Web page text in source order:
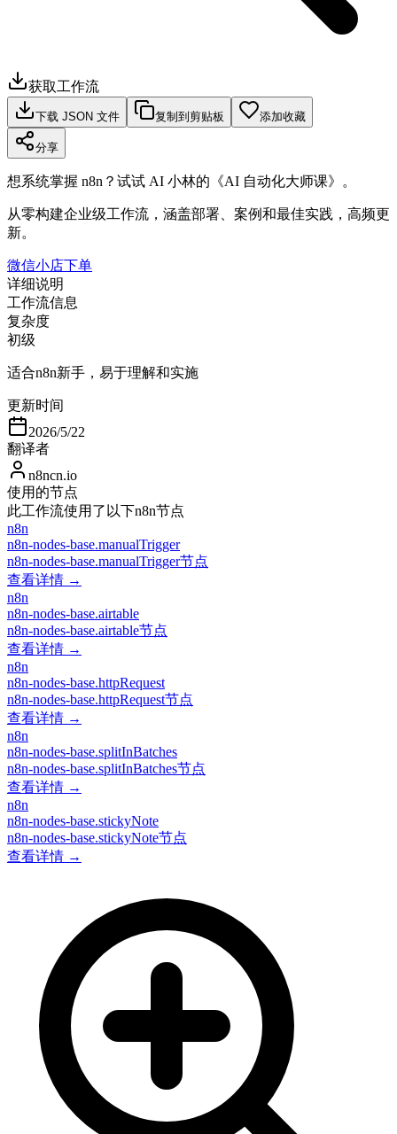
获取工作流
下载 JSON 文件 复制到剪贴板 添加收藏
分享
想系统掌握 n8n？试试 AI 小林的《AI 自动化大师课》。
从零构建企业级工作流，涵盖部署、案例和最佳实践，高频更
新。
微信小店下单
详细说明
工作流信息
复杂度
初级
适合n8n新手，易于理解和实施
更新时间
2026/5/22
翻译者
n8ncn.io
使用的节点
此工作流使用了以下n8n节点
n8n
n8n-nodes-base.manualTrigger
n8n-nodes-base.manualTrigger节点
查看详情 →
n8n
n8n-nodes-base.airtable
n8n-nodes-base.airtable节点
查看详情 →
n8n
n8n-nodes-base.httpRequest
n8n-nodes-base.httpRequest节点
查看详情 →
n8n
n8n-nodes-base.splitInBatches
n8n-nodes-base.splitInBatches节点
查看详情 →
n8n
n8n-nodes-base.stickyNote
n8n-nodes-base.stickyNote节点
查看详情 →